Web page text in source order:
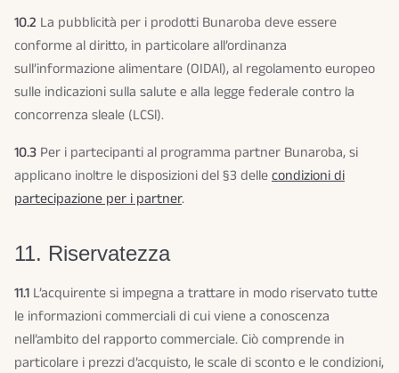
10.2 La pubblicità per i prodotti Bunaroba deve essere
conforme al diritto, in particolare all’ordinanza
sull’informazione alimentare (OIDAl), al regolamento europeo
sulle indicazioni sulla salute e alla legge federale contro la
concorrenza sleale (LCSl).
10.3 Per i partecipanti al programma partner Bunaroba, si
applicano inoltre le disposizioni del §3 dellecondizioni di
partecipazione per i partner.
11. Riservatezza
11.1 L’acquirente si impegna a trattare in modo riservato tutte
le informazioni commerciali di cui viene a conoscenza
nell’ambito del rapporto commerciale. Ciò comprende in
particolare i prezzi d’acquisto, le scale di sconto e le condizioni,